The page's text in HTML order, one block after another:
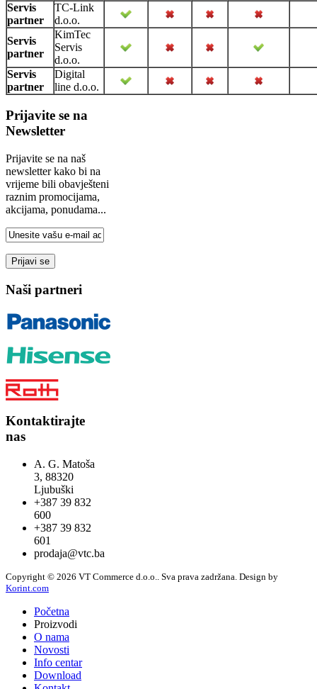
Servis
partner
TC-Link
d.o.o.
Servis
partner
KimTec
Servis
d.o.o.
Servis
partner
Digital
line d.o.o.
Prijavite se na
Newsletter
Prijavite se na naš
newsletter kako bi na
vrijeme bili obavješteni
raznim promocijama,
akcijama, ponudama...
Naši partneri
Kontaktirajte
nas
A. G. Matoša
3, 88320
Ljubuški
+387 39 832
600
+387 39 832
601
prodaja@vtc.ba
Copyright © 2026 VT Commerce d.o.o.. Sva prava zadržana. Design by
Korint.com
Početna
Proizvodi
O nama
Novosti
Info centar
Download